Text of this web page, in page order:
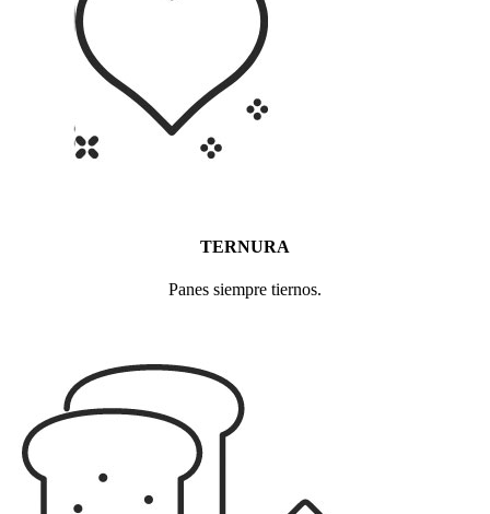
TERNURA
Panes siempre tiernos.